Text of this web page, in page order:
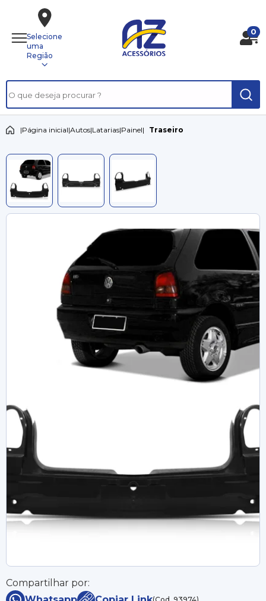
Selecione
uma
Região
0
|Página inicial|Autos|Latarias|Painel| Traseiro
Compartilhar por: